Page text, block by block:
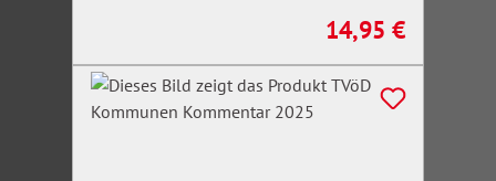
Regulärer Preis:
14,95 €